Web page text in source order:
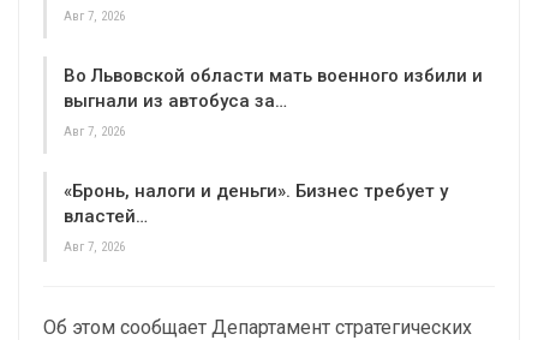
Авг 7, 2026
Во Львовской области мать военного избили и
выгнали из автобуса за…
Авг 7, 2026
«Бронь, налоги и деньги». Бизнес требует у
властей…
Авг 7, 2026
Об этом сообщает Департамент стратегических